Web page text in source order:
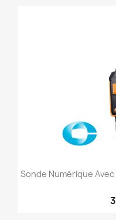
Sonde Numérique